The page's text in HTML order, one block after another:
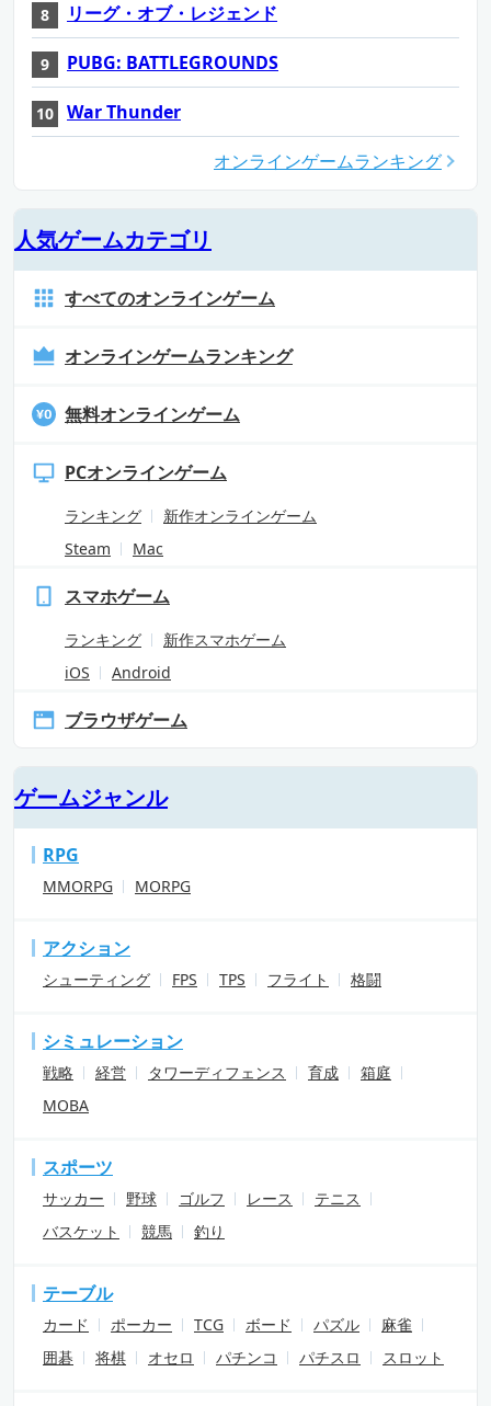
リーグ・オブ・レジェンド
PUBG: BATTLEGROUNDS
War Thunder
オンラインゲームランキング
人気ゲームカテゴリ
すべてのオンラインゲーム
オンラインゲームランキング
無料オンラインゲーム
PCオンラインゲーム
ランキング
新作オンラインゲーム
Steam
Mac
スマホゲーム
ランキング
新作スマホゲーム
iOS
Android
ブラウザゲーム
ゲームジャンル
RPG
MMORPG MORPG
アクション
シューティング FPS TPS フライト 格闘
シミュレーション
戦略 経営 タワーディフェンス 育成
箱庭
MOBA
スポーツ
サッカー 野球 ゴルフ レース
テニス
バスケット
競馬 釣り
テーブル
カード ポーカー TCG ボード パズル
麻雀
囲碁
将棋 オセロ パチンコ パチスロ スロット